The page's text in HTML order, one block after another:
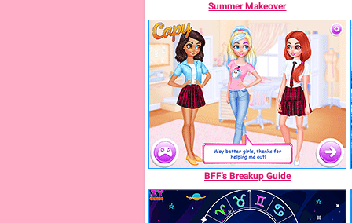
Summer Makeover
BFF's Breakup Guide